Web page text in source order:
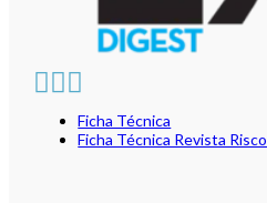
Ficha Técnica
Ficha Técnica Revista Risco